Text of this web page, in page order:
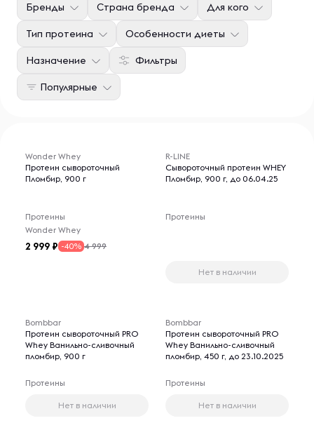
Фильтры
Бренды Страна бренда Для кого
Тип протеина Особенности диеты
Назначение
Популярные
Wonder Whey
Протеин сывороточный
Пломбир, 900 г
Протеины
Wonder Whey
2 999 -40% 4 999
R-LINE
Сывороточный протеин WHEY
Пломбир, 900 г, до 06.04.25
Протеины
Нет в наличии
Bombbar
Протеин сывороточный PRO
Whey Ванильно-сливочный
пломбир, 900 г
Протеины
Нет в наличии
Bombbar
Протеин сывороточный PRO
Whey Ванильно-сливочный
пломбир, 450 г, до 23.10.2025
Протеины
Нет в наличии